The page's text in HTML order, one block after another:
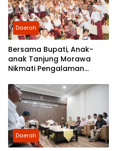
Daerah
Bersama Bupati, Anak-
anak Tanjung Morawa
Nikmati Pengalaman
Daerah